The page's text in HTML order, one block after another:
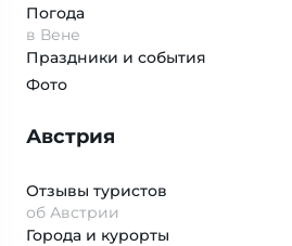
Погода
в Вене
Праздники и события
Фото
Австрия
Отзывы туристов
об Австрии
Города и курорты